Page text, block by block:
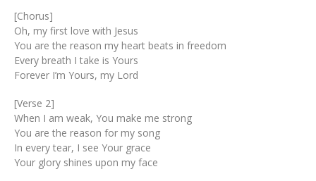
[Chorus]
Oh, my first love with Jesus
You are the reason my heart beats in freedom
Every breath I take is Yours
Forever I’m Yours, my Lord
[Verse 2]
When I am weak, You make me strong
You are the reason for my song
In every tear, I see Your grace
Your glory shines upon my face